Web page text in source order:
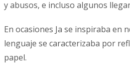
y abusos, e incluso algunos
En ocasiones Ja se inspiraba en
lenguaje se caracterizaba por
papel.